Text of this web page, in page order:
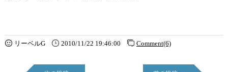
リーベルG 2010/11/22 19:46:00 Comment(6)